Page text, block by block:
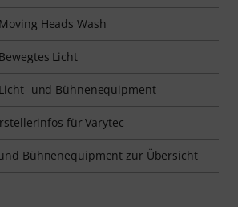
Heads Wash
Licht
und Bühnenequipment
für Varytec
Bühnenequipment zur Übersicht